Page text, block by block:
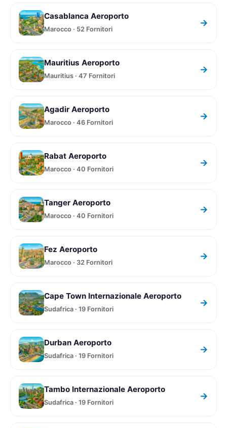
Casablanca Aeroporto
Marocco · 52 Fornitori
→
Mauritius Aeroporto
Mauritius · 47 Fornitori
→
Agadir Aeroporto
Marocco · 46 Fornitori
→
Rabat Aeroporto
Marocco · 40 Fornitori
→
Tanger Aeroporto
Marocco · 40 Fornitori
→
Fez Aeroporto
Marocco · 32 Fornitori
→
Cape Town Internazionale Aeroporto
Sudafrica · 19 Fornitori
→
Durban Aeroporto
Sudafrica · 19 Fornitori
→
Tambo Internazionale Aeroporto
Sudafrica · 19 Fornitori
→